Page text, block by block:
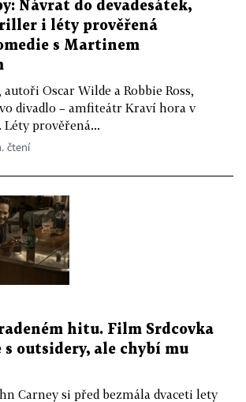
Návrat do devadesátek,
i léty prověřená
s Martinem
Oscar Wilde a Robbie Ross,
divadlo – amfiteátr Kraví hora v
Léty prověřená...
čtení
hitu. Film Srdcovka
s outsidery, ale chybí mu
Carney si před bezmála dvaceti lety